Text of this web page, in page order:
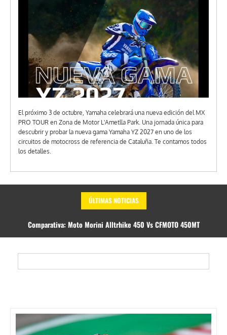
El próximo 3 de octubre, Yamaha celebrará una nueva edición del MX
PRO TOUR en Zona de Motor L'Ametlla Park. Una jornada única para
descubrir y probar la nueva gama Yamaha YZ 2027 en uno de los
circuitos de motocross de referencia de Cataluña. Te contamos todos
los detalles.
ÚLTIMAS NOTICIAS
Yamaha abre las puertas del MX PRO TOUR 2027: pruebas de la nueva